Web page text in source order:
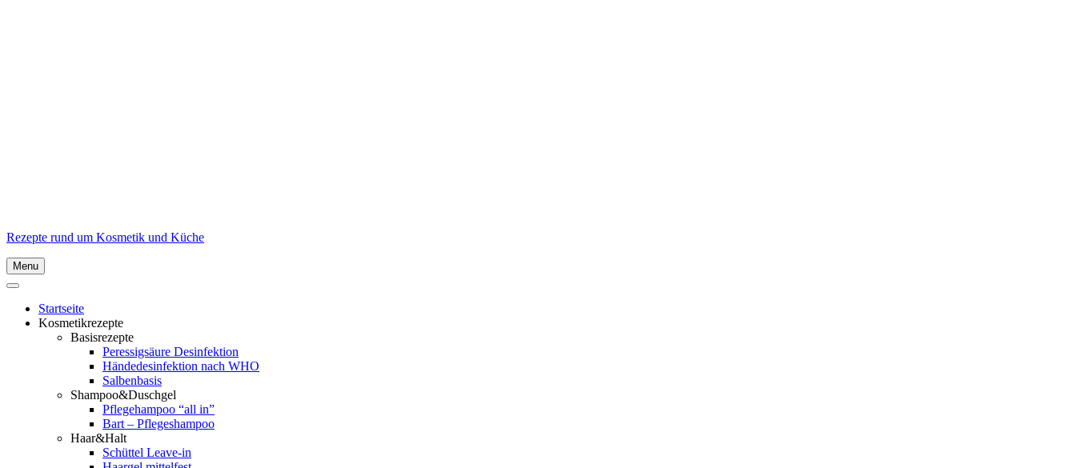
Rezepte rund um Kosmetik und Küche
Menu
Startseite
Kosmetikrezepte
Basisrezepte
Peressigsäure Desinfektion
Händedesinfektion nach WHO
Salbenbasis
Shampoo&Duschgel
Pflegehampoo “all in”
Bart – Pflegeshampoo
Haar&Halt
Schüttel Leave-in